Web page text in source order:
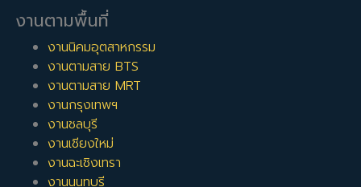
งานตามพื้นที่
งานนิคมอุตสาหกรรม
งานตามสาย BTS
งานตามสาย MRT
งานกรุงเทพฯ
งานชลบุรี
งานเชียงใหม่
งานฉะเชิงเทรา
งานนนทบุรี